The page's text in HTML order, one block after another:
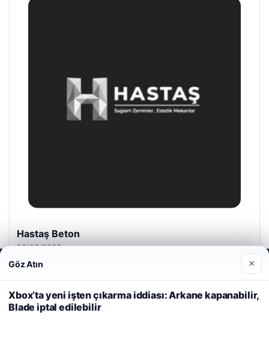
Hastaş Beton
26/05/2026
Web sitemizi nasıl kullandığınızı daha iyi anlayabilmek,
deneyiminizi kişiselleştirmek ve geliştirmek amacıyla çerezler
kullanıyoruz.
Çerez Politikamız
Reddet Kabul Et
Göz Atın ×
Xbox’ta yeni işten çıkarma iddiası: Arkane kapanabilir,
Blade iptal edilebilir